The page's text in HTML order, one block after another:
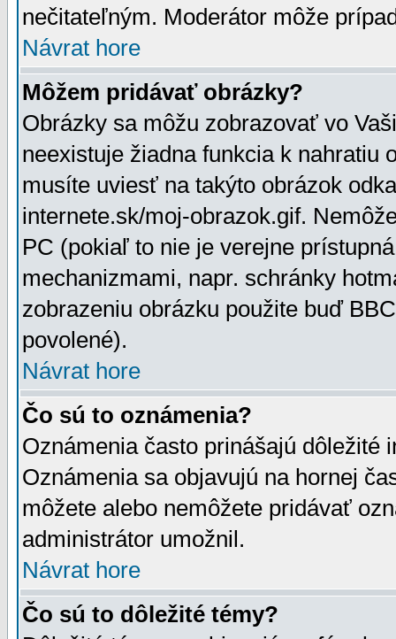
nečitateľným. Moderátor môže
Návrat hore
Môžem pridávať obrázky?
Obrázky sa môžu zobrazovať vo
neexistuje žiadna funkcia k nahratiu
musíte uviesť na takýto obrázok
internete.sk/moj-obrazok.gif.
PC (pokiaľ to nie je verejne
mechanizmami, napr. schránky
zobrazeniu obrázku použite buď
povolené).
Návrat hore
Čo sú to oznámenia?
Oznámenia často prinášajú dôležité
Oznámenia sa objavujú na hornej
môžete alebo nemôžete pridávať
administrátor umožnil.
Návrat hore
Čo sú to dôležité témy?